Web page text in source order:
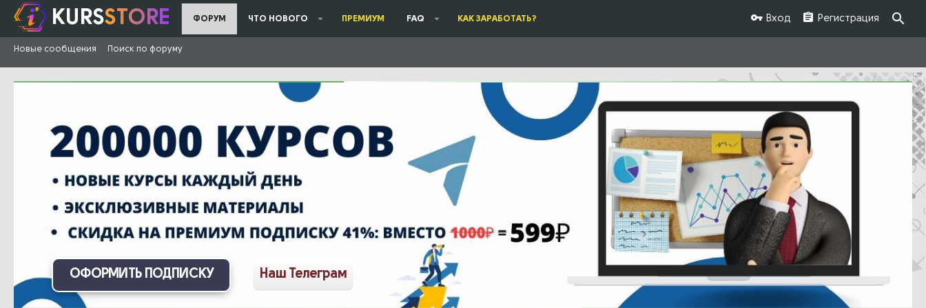
KURSSTORE ФОРУМ ЧТО НОВОГО ПРЕМИУМ FAQ КАК ЗАРАБОТАТЬ? Вход Регистрация
Новые сообщения Поиск по форуму
ОФОРМИТЬ ПОДПИСКУ Наш Телеграм